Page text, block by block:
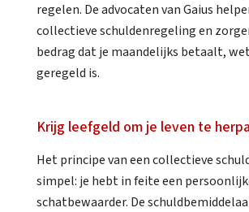
regelen. De advocaten van Gaius
collectieve schuldenregeling en
bedrag dat je maandelijks betaalt,
geregeld is.
Krijg leefgeld om je leven te
Het principe van een collectieve
simpel: je hebt in feite een
schatbewaarder. De